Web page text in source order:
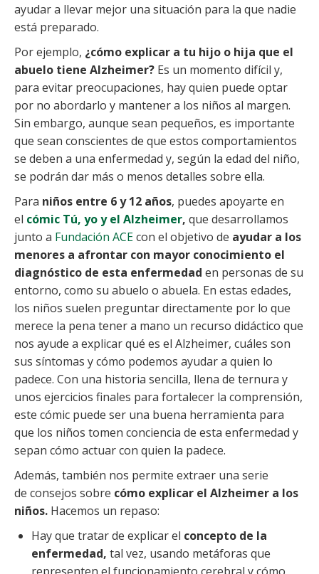
ayudar a llevar mejor una situación para la que nadie
está preparado.
Por ejemplo, ¿cómo explicar a tu hijo o hija que el
abuelo tiene Alzheimer? Es un momento difícil y,
para evitar preocupaciones, hay quien puede optar
por no abordarlo y mantener a los niños al margen.
Sin embargo, aunque sean pequeños, es importante
que sean conscientes de que estos comportamientos
se deben a una enfermedad y, según la edad del niño,
se podrán dar más o menos detalles sobre ella.
Para niños entre 6 y 12 años, puedes apoyarte en
el cómic Tú, yo y el Alzheimer, que desarrollamos
junto a Fundación ACEcon el objetivo de ayudar a los
menores a afrontar con mayor conocimiento el
diagnóstico de esta enfermedad en personas de su
entorno, como su abuelo o abuela. En estas edades,
los niños suelen preguntar directamente por lo que
merece la pena tener a mano un recurso didáctico que
nos ayude a explicar qué es el Alzheimer, cuáles son
sus síntomas y cómo podemos ayudar a quien lo
padece. Con una historia sencilla, llena de ternura y
unos ejercicios finales para fortalecer la comprensión,
este cómic puede ser una buena herramienta para
que los niños tomen conciencia de esta enfermedad y
sepan cómo actuar con quien la padece.
Además, también nos permite extraer una serie
de consejos sobre cómo explicar el Alzheimer a los
niños. Hacemos un repaso:
Hay que tratar de explicar el concepto de la
enfermedad, tal vez, usando metáforas que